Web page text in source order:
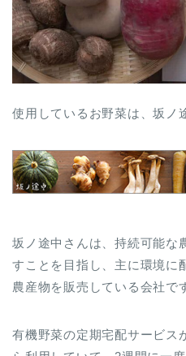
使用しているお野菜は、坂ノ
坂ノ途中さんは、持続可能な
すことを目指し、主に環境に
農産物を販売している会社で
有機野菜の定期宅配サービス